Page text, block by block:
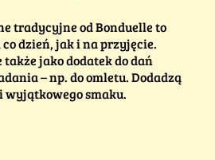
tradycyjne od Bonduelle to
dzień, jak i na przyjęcie.
jako dodatek do dań
– np. do omletu. Dodadzą
smaku.